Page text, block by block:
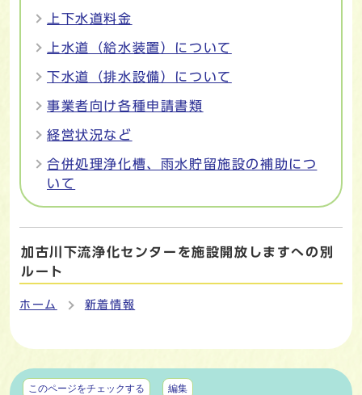
上下水道料金
上水道（給水装置）について
下水道（排水設備）について
事業者向け各種申請書類
経営状況など
合併処理浄化槽、雨水貯留施設の補助につ
いて
加古川下流浄化センターを施設開放しますへの別
ルート
ホーム 新着情報
マイページ
このページをチェックする 編集